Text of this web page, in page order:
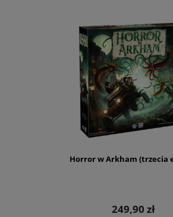
Horror w Arkham (trzecia
249,90 zł